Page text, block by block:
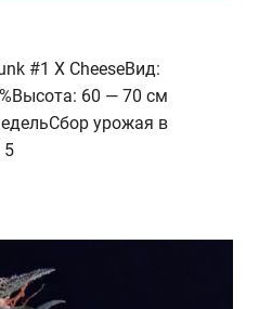
#1 X CheeseВид:
60 — 70 см
урожая в
5